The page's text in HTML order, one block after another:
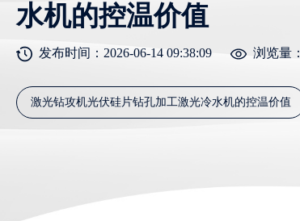
水机的控温价值
发布时间：2026-06-14 09:38:09 浏览量：
激光钻攻机光伏硅片钻孔加工激光冷水机的控温价值